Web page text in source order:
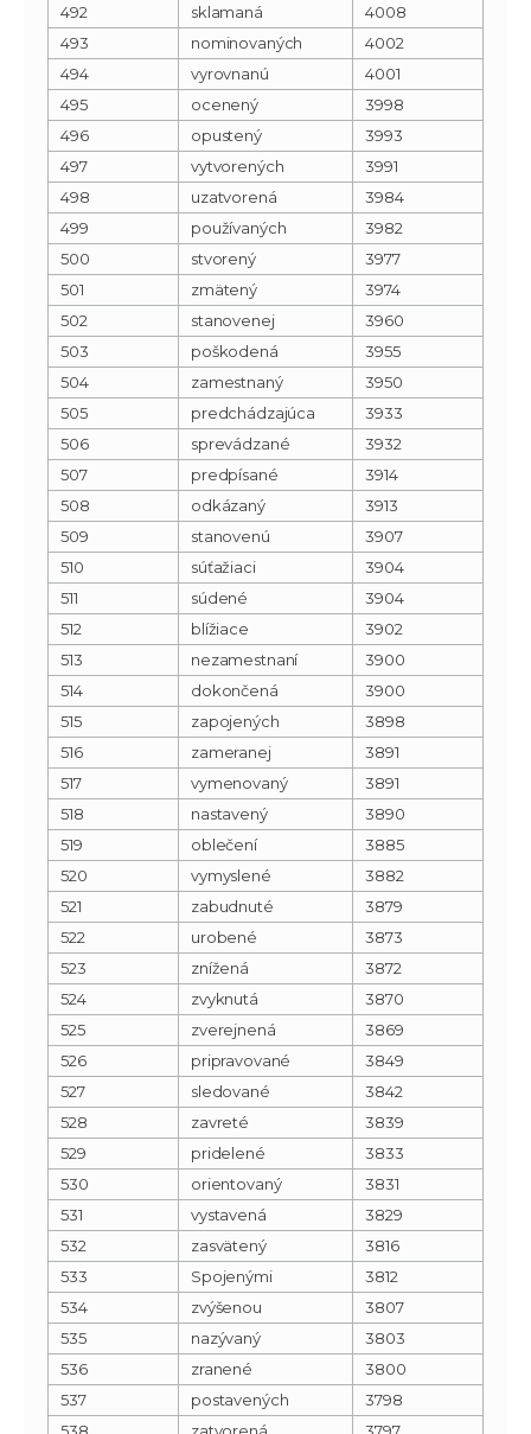
492
sklamaná
4008
493
nominovaných
4002
494
vyrovnanú
4001
495
ocenený
3998
496
opustený
3993
497
vytvorených
3991
498
uzatvorená
3984
499
používaných
3982
500
stvorený
3977
501
zmätený
3974
502
stanovenej
3960
503
poškodená
3955
504
zamestnaný
3950
505
predchádzajúca
3933
506
sprevádzané
3932
507
predpísané
3914
508
odkázaný
3913
509
stanovenú
3907
510
súťažiaci
3904
511
súdené
3904
512
blížiace
3902
513
nezamestnaní
3900
514
dokončená
3900
515
zapojených
3898
516
zameranej
3891
517
vymenovaný
3891
518
nastavený
3890
519
oblečení
3885
520
vymyslené
3882
521
zabudnuté
3879
522
urobené
3873
523
znížená
3872
524
zvyknutá
3870
525
zverejnená
3869
526
pripravované
3849
527
sledované
3842
528
zavreté
3839
529
pridelené
3833
530
orientovaný
3831
531
vystavená
3829
532
zasvätený
3816
533
Spojenými
3812
534
zvýšenou
3807
535
nazývaný
3803
536
zranené
3800
537
postavených
3798
538
zatvorená 3797